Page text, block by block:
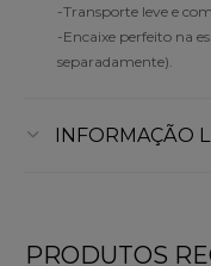
-Transporte leve e
-Encaixe perfeito na
separadamente).
INFORMAÇÃO
PRODUTOS